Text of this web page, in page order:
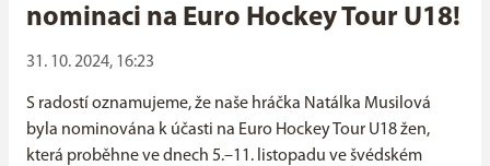
nominaci na Euro Hockey Tour U18!
31. 10. 2024, 16:23
S radostí oznamujeme, že naše hráčka Natálka Musilová
byla nominována k účasti na Euro Hockey Tour U18 žen,
která proběhne ve dnech 5.–11. listopadu ve švédském